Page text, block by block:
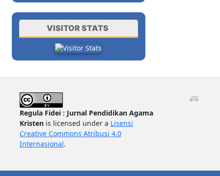
VISITOR STATS
Regula Fidei : Jurnal Pendidikan Agama
Kristen is licensed under a Lisensi
Creative Commons Atribusi 4.0
Internasional.